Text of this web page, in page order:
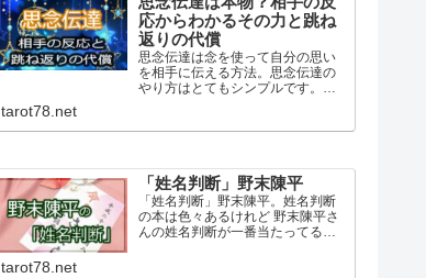
応からわかるその力と跳ね
返りの代償
思念伝達は念を使って自分の思い
を相手に伝える方法。思念伝達の
やり方はとてもシンプルです。相
特に力が強く跳ね返るのリスクも
tarot78.net
「姓名判断」野末陳平
「姓名判断」野末陳平。姓名判断
の本は色々あるけれど 野末陳平さ
んの姓名判断が一番当たってる気
tarot78.net